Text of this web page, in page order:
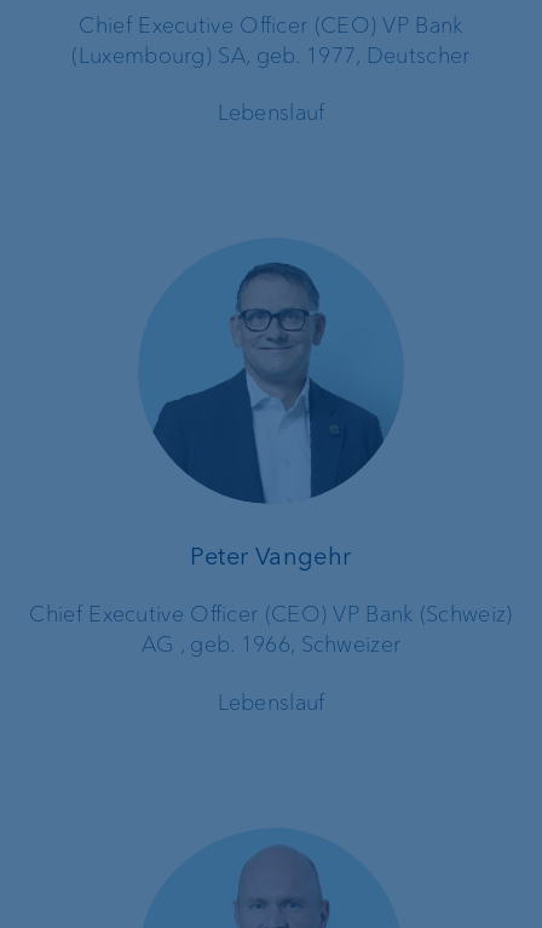
Chief Executive Officer (CEO) VP Bank
(Luxembourg) SA, geb. 1977, Deutscher
Lebenslauf
Peter Vangehr
Chief Executive Officer (CEO) VP Bank (Schweiz)
AG , geb. 1966, Schweizer
Lebenslauf